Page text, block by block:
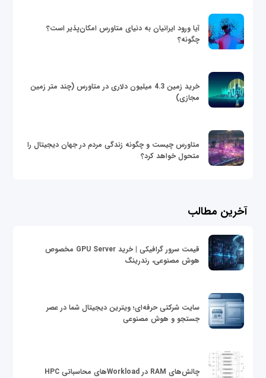
آیا ورود ایرانیان به دنیای متاورس امکان‌پذیر است؟
چگونه؟
خرید زمین 4.3 میلیون دلاری در متاورس (چند متر زمین
مجازی)
متاورس چیست و چگونه زندگی مردم در جهان دیجیتال را
متحول خواهد کرد؟
آخرین مطالب
قیمت سرور گرافیکی | خرید GPU Server مخصوص
هوش مصنوعی، رندرینگ
سایت شرکتی حرفه‌ای؛ ویترین دیجیتال شما در عصر
جستجو و هوش مصنوعی
چالش‌های RAM در Workloadهای محاسباتی HPC